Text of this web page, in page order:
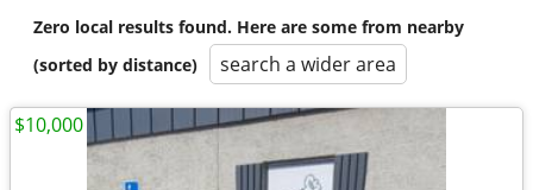
Zero local results found. Here are some from nearby
(sorted by distance)
search a wider area
$10,000